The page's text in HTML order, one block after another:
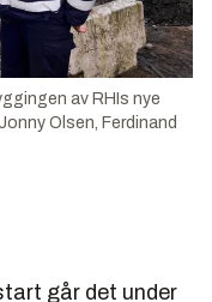
av RHIs nye
Olsen, Ferdinand
går det under